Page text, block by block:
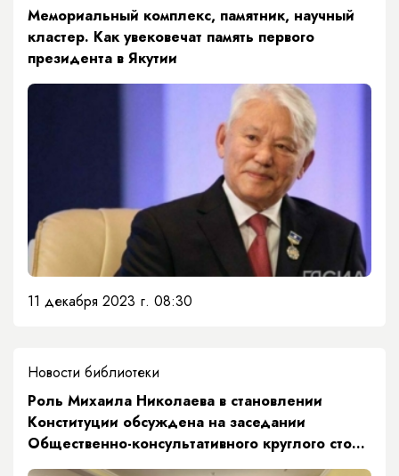
Мемориальный комплекс, памятник, научный
кластер. Как увековечат память первого
президента в Якутии
11 декабря 2023 г. 08:30
Новости библиотеки
​Роль Михаила Николаева в становлении
Конституции обсуждена на заседании
Общественно-консультативного круглого стола
«Кустук»